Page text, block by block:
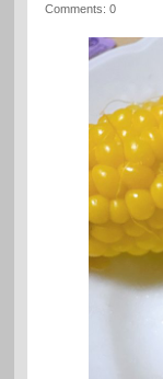
Comments: 0